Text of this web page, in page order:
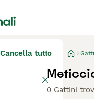
Cancella tutto
0 Gattini